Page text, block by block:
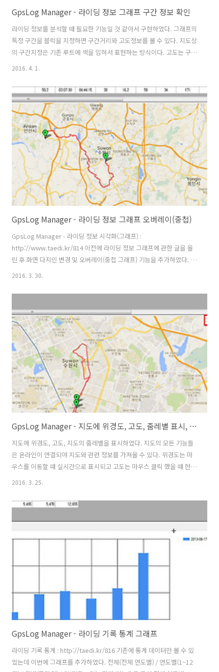
GpsLog Manager - 라이딩 정보 그래프 구간 정보 확인
라이딩 정보를 분석할 때 필요한 기능일 것 같아서 구현하였다. 그래프의
특정 구간을 블럭을 지정하면 구간거리와 고도정보를 볼 수 있다. 지도상
의 구간지정은 기존 루트에 색을 입혀서 표현하는 방식이다. 고도는 구글
에서 받아오는 것과 가민엣지가 측정한 데이터가 다를 수 있다. 지도 왼
는 가민엣지에서 생성된 데이터이다. 보통 30~50km 정도를 라이딩 하
면 GPX 파일안에 로그가 2,500 ~ 5,000건 정도가 쌓이는데 라이딩 속도
와 거리에 따라 로그 건수는 달라진다. 또 그 이상도 쌓일 수 있다. 지도상
에 루트를 그릴 때는 로그의 모든 데이터를 이용하지만 그래프를 그릴 때
는 절반 정도를 이용하는데 이유는 그래프를 그릴 때 부하(프로그램 성..
2016. 4. 1.
GpsLog Manager - 라이딩 정보 그래프 오버레이(중첩)
GpsLog Manager - 라이딩 정보 시각화(그래프) :
http://www.taedi.kr/814 이전에 라이딩 정보 그래프에 관한 글을 올
린 후 화면 다지인 변경 및 오버레이(중첩 그래프) 기능을 추가하였다. 잦
은 디자인 변경이 사용자 측면에서 불편함이 있겠으나 향후 프로그램의
가급적 하지 않으려고 한다. 화면 배치 변경전 위 그림과 아래 그림을 비
스 => 버튼항목 선택 콤보박스 => 체크 박스 (고도/속도/케이던스/온도/
심박수) 우선 하나의 항목만 선택할 경우 그래프 색은 이전과 똑같다. 두
개 이상 선택할 경우 각 항목의 지정색으로 그래프 선을 표시한다..
2016. 3. 30.
GpsLog Manager - 지도에 위경도, 고도, 줌레별 표시, 기타
지도에 위경도, 고도, 지도의 줌레벨을 표시하였다. 지도의 모든 기능들
은 온라인이 연결되야 지도와 관련 정보를 가져올 수 있다. 위경도는 마
우스를 이동할 때 실시간으로 표시되고 고도는 마우스 클릭 했을 때 현재
위경도 정보를 구글 웹서비스에 보내면 현재의 고도정보를 반환해준다.
으로 옮겼다. [그래프] 버튼은 체크박스(CheckBox)로 대체 하였다. 프로
다시 열었을 때 이전에 설정한 정보에 따라 체크여부를 표시 하였으나 설
2016. 3. 25.
GpsLog Manager - 라이딩 기록 통계 그래프
라이딩 기록 통계 : http://taedi.kr/816 기존에 통계 데이터만 볼 수 있
었는데 이번에 그래프를 추가하였다. 전체(전체 연도별) / 연도별(1~12